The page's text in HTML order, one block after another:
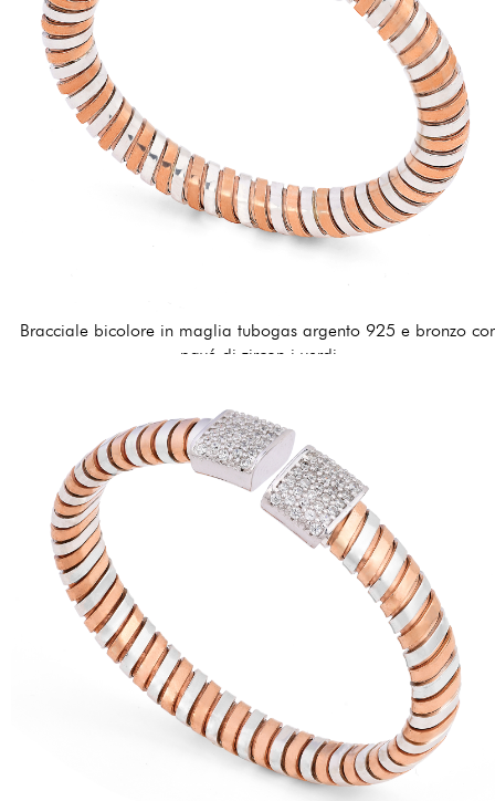
Bracciale bicolore in maglia tubogas argento 925 e bronzo
pavé di zircon i verdi